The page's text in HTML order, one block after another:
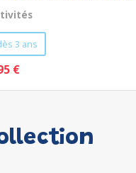
3 ans
€